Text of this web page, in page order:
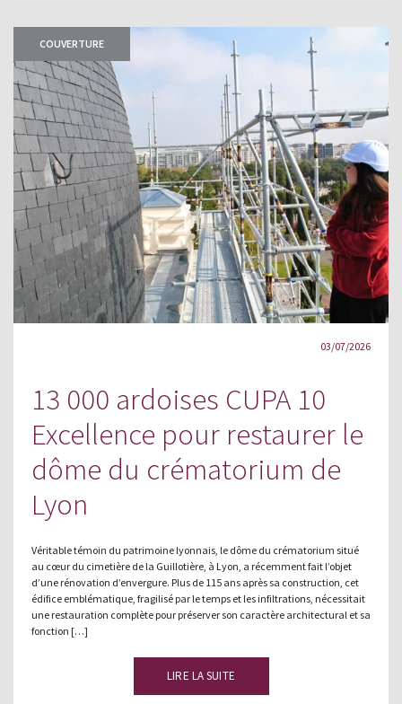
COUVERTURE
03/07/2026
13 000 ardoises CUPA 10
Excellence pour restaurer le
dôme du crématorium de
Lyon
Véritable témoin du patrimoine lyonnais, le dôme du crématorium situé
au cœur du cimetière de la Guillotière, à Lyon, a récemment fait l’objet
d’une rénovation d’envergure. Plus de 115 ans après sa construction, cet
édifice emblématique, fragilisé par le temps et les infiltrations, nécessitait
une restauration complète pour préserver son caractère architectural et sa
fonction […]
LIRE LA SUITE